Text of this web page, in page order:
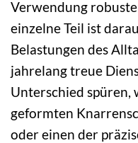
Verwendung
einzelne Teil ist
Belastungen des
jahrelang treue
Unterschied spüren,
geformten
oder einen der